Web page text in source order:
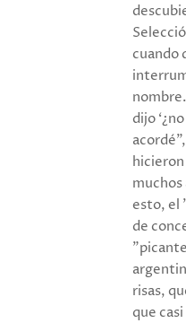
cuando
dijo
esto, el
de
risas,
que